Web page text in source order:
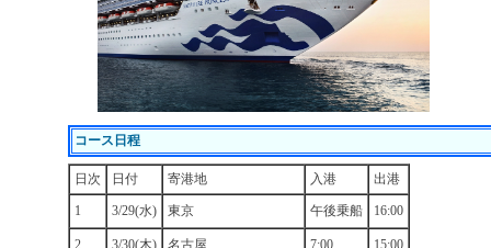
コース日程
日次 日付 寄港地 入港 出港
1 3/29(水) 東京 午後乗船 16:00
2 3/30(木) 名古屋 7:00 15:00